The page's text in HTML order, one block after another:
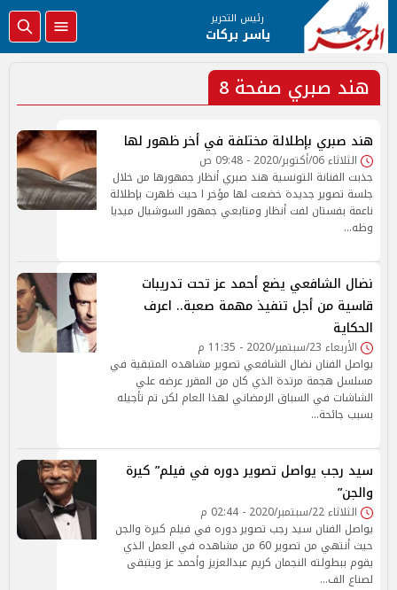
رئيس التحرير
ياسر بركات
هند صبري صفحة 8
هند صبري بإطلالة مختلفة في أخر ظهور لها
الثلاثاء 06/أكتوبر/2020 - 09:48 ص
جذبت الفنانة التونسية هند صبري أنظار جمهورها من خلال
جلسة تصوير جديدة خضعت لها مؤخر ا حيث ظهرت بإطلالة
ناعمة بفستان لفت أنظار ومتابعي جمهور السوشيال ميديا
وظه…
نضال الشافعي يضع أحمد عز تحت تدريبات
قاسية من أجل تنفيذ مهمة صعبة.. اعرف
الحكاية
الأربعاء 23/سبتمبر/2020 - 11:35 م
يواصل الفنان نضال الشافعي تصوير مشاهده المتبقية في
مسلسل هجمة مرتدة الذي كان من المقرر عرضه علي
الشاشات في السباق الرمضاني لهذا العام لكن تم تأجيله
بسبب جائحة…
سيد رجب يواصل تصوير دوره في فيلم” كيرة
والجن”
الثلاثاء 22/سبتمبر/2020 - 02:44 م
يواصل الفنان سيد رجب تصوير دوره في فيلم كيرة والجن
حيث أنتهي من تصوير 60 من مشاهده في العمل الذي
يقوم ببطولته النجمان كريم عبدالعزيز وأحمد عز ويتبقى
لصناع الف…